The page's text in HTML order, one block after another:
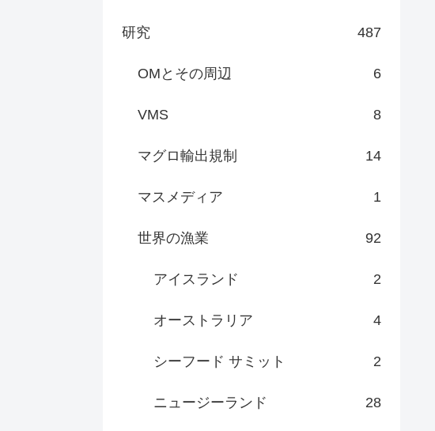
研究 487
OMとその周辺 6
VMS 8
マグロ輸出規制 14
マスメディア 1
世界の漁業 92
アイスランド 2
オーストラリア 4
シーフード サミット 2
ニュージーランド 28